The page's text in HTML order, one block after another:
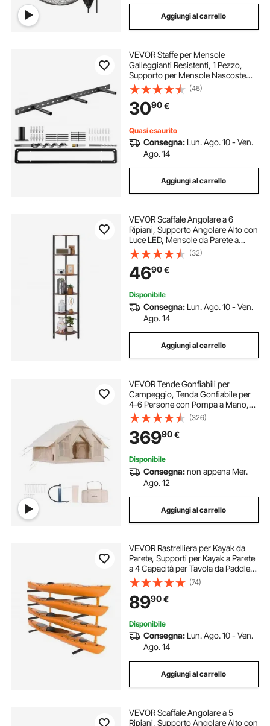
Aggiungi al carrello
VEVOR Staffe per Mensole
Galleggianti Resistenti, 1 Pezzo,
Supporto per Mensole Nascoste
per Impieghi Gravosi da 863,6 x
157,4 x 38,1 mm Capacità di Peso di
86 kg per Montaggio a Parete
(46)
3090€
Quasi esaurito
Consegna: Lun. Ago. 10 - Ven.
Ago. 14
Aggiungi al carrello
VEVOR Scaffale Angolare a 6
Ripiani, Supporto Angolare Alto con
Luce LED, Mensole da Parete a
Torre con Struttura in Metallo e
Ripiani in Legno, Libreria Stretta per
Camera da Letto, Soggiorno
(32)
4690€
Disponibile
Consegna: Lun. Ago. 10 - Ven.
Ago. 14
Aggiungi al carrello
VEVOR Tende Gonfiabili per
Campeggio, Tenda Gonfiabile per
4-6 Persone con Pompa a Mano,
Tenda da Glamping 300D Oxford 4
Stagioni con Jack per Stufa, 2 Porte
e 4 Finestre a Rete, Borsa
Portaoggetti
(326)
36990€
Disponibile
Consegna:non appena Mer.
Ago. 12
Aggiungi al carrello
VEVOR Rastrelliera per Kayak da
Parete, Supporti per Kayak a Parete
a 4 Capacità per Tavola da Paddle
per Canoa Kayak, Ganci per
Stoccaggio Kayak con Bracci
Imbottiti Regolabili
(74)
8990€
Disponibile
Consegna: Lun. Ago. 10 - Ven.
Ago. 14
Aggiungi al carrello
VEVOR Scaffale Angolare a 5
Ripiani, Supporto Angolare Alto con